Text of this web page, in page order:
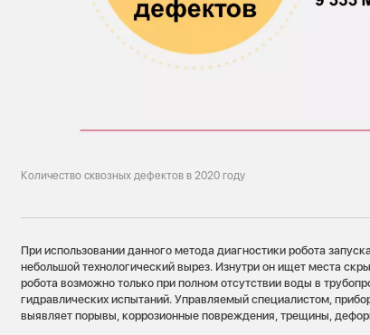
Количество сквозных дефектов в 2020 году
При использовании данного метода диагностики робота
небольшой технологический вырез. Изнутри он ищет места
робота возможно только при полном отсутствии воды в
гидравлических испытаний. Управляемый специалистом,
выявляет порывы, коррозионные повреждения, трещины,